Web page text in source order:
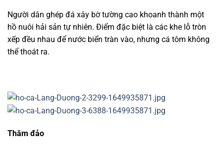
Người dân ghép đá xây bờ tường cao khoanh thành một
hồ nuôi hải sản tự nhiên. Điểm đặc biệt là các khe lỗ tròn
xếp đều nhau để nước biển tràn vào, nhưng cá tôm không
thể thoát ra.
Thăm đảo